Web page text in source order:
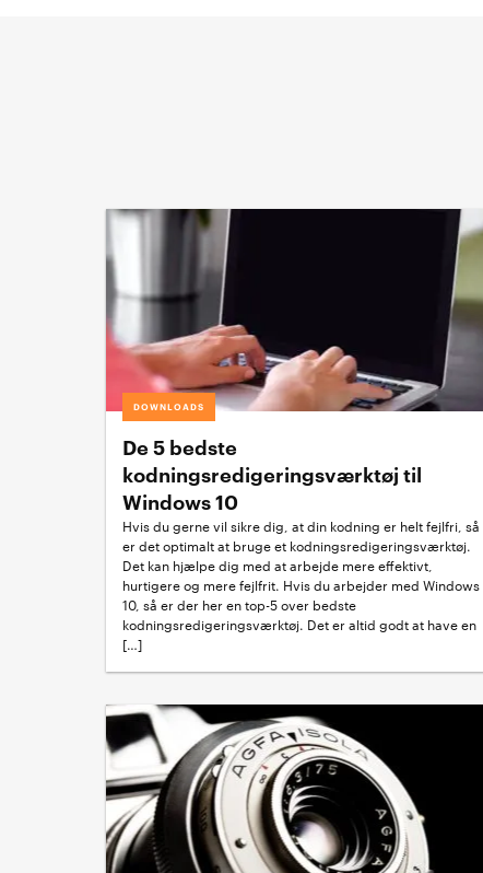
DOWNLOADS
De 5 bedste
kodningsredigeringsværktøj til
Windows 10
Hvis du gerne vil sikre dig, at din kodning er helt fejlfri, så
er det optimalt at bruge et kodningsredigeringsværktøj.
Det kan hjælpe dig med at arbejde mere effektivt,
hurtigere og mere fejlfrit. Hvis du arbejder med Windows
10, så er der her en top-5 over bedste
kodningsredigeringsværktøj. Det er altid godt at have en
[…]